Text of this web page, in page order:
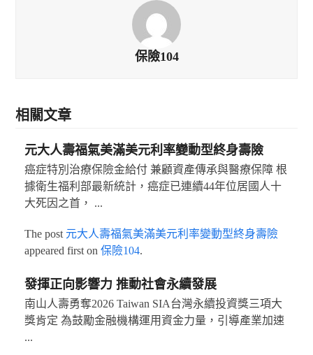
保險104
相關文章
元大人壽福氣美滿美元利率變動型終身壽險
癌症特別治療保險金給付 兼顧資產傳承與醫療保障 根
據衛生福利部最新統計，癌症已連續44年位居國人十
大死因之首， ...
The post 元大人壽福氣美滿美元利率變動型終身壽險
appeared first on 保險104.
發揮正向影響力 推動社會永續發展
南山人壽勇奪2026 Taiwan SIA台灣永續投資獎三項大
獎肯定 為鼓勵金融機構運用資金力量，引導產業加速
...